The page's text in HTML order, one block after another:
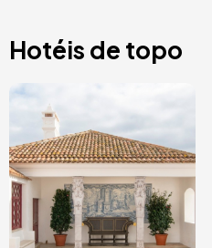
Hotéis de topo
Imagem